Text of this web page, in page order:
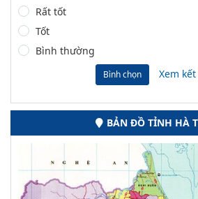
Rất tốt
Tốt
Bình thường
Bình chọn Xem
BẢN ĐỒ TỈNH HÀ